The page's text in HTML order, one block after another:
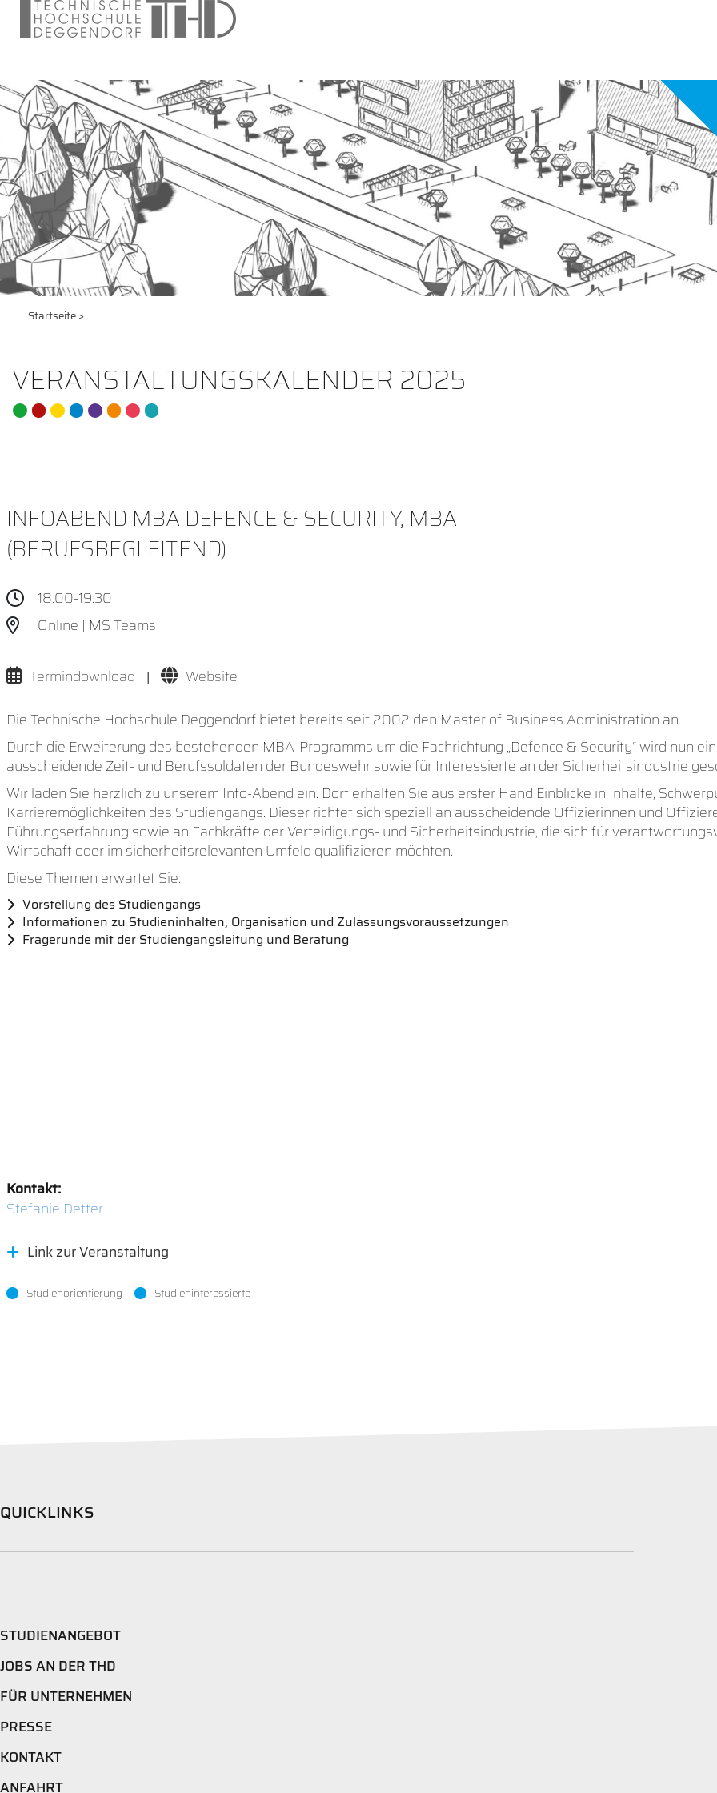
Startseite>
VERANSTALTUNGSKALENDER 2025
INFOABEND MBA DEFENCE & SECURITY, MBA
(BERUFSBEGLEITEND)
18:00-19:30
Online | MS Teams
Termindownload | Website
Die Technische Hochschule Deggendorf bietet bereits seit 2002 den Master of Business Administration an.
Durch die Erweiterung des bestehenden MBA-Programms um die Fachrichtung „Defence & Security“ wird nun
ausscheidende Zeit- und Berufssoldaten der Bundeswehr sowie für Interessierte an der Sicherheitsindustrie
Wir laden Sie herzlich zu unserem Info-Abend ein. Dort erhalten Sie aus erster Hand Einblicke in Inhalte,
Karrieremöglichkeiten des Studiengangs. Dieser richtet sich speziell an ausscheidende Offizierinnen und
Führungserfahrung sowie an Fachkräfte der Verteidigungs- und Sicherheitsindustrie, die sich für
Wirtschaft oder im sicherheitsrelevanten Umfeld qualifizieren möchten.
Diese Themen erwartet Sie:
Vorstellung des Studiengangs
Informationen zu Studieninhalten, Organisation und Zulassungsvoraussetzungen
Fragerunde mit der Studiengangsleitung und Beratung
Kontakt:
Stefanie Detter
Link zur Veranstaltung
Studienorientierung Studieninteressierte
QUICKLINKS
STUDIENANGEBOT
JOBS AN DER THD
FÜR UNTERNEHMEN
PRESSE
KONTAKT
ANFAHRT